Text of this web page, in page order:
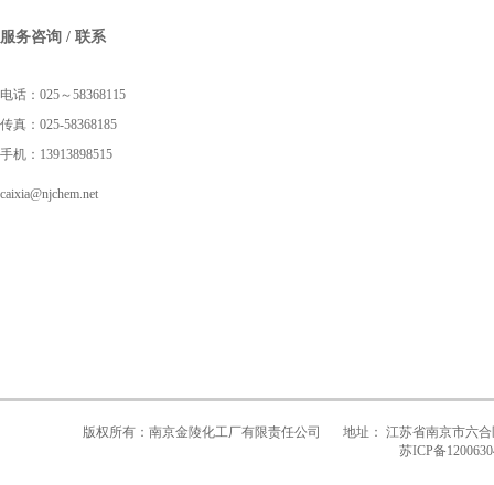
服务咨询 / 联系
电话：025～58368115
传真：025-58368185
手机：13913898515
caixia@njchem.net
版权所有：南京金陵化工厂有限责任公司
地址： 江苏省南京市六
苏ICP备